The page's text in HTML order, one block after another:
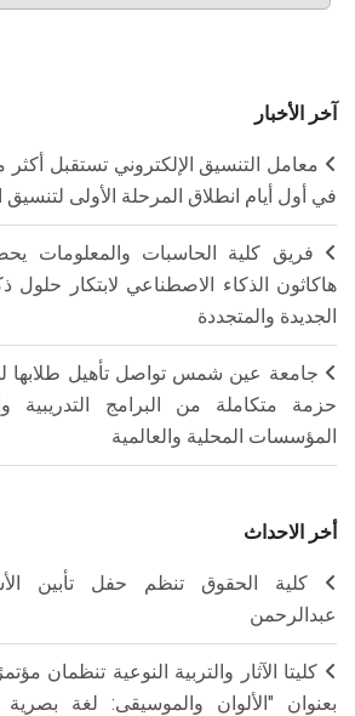
آخر الأخبار
في أول أيام انطلاق المرحلة الأولى لتنسيق
فريق كلية الحاسبات والمعلومات
هاكاثون الذكاء الاصطناعي لابتكار
الجديدة والمتجددة
جامعة عين شمس تواصل تأهيل طلابها
حزمة متكاملة من البرامج
المؤسسات المحلية والعالمية
أخر الاحداث
كلية الحقوق تنظم حفل تأبين
عبدالرحمن
كليتا الآثار والتربية النوعية تنظمان
بعنوان "الألوان والموسيقى: لغة